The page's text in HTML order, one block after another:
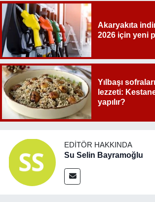
Akaryakıta
2026 için yeni
Yılbaşı
lezzeti:
yapılır?
EDITÖR HAKKINDA
Su Selin Bayramoğlu